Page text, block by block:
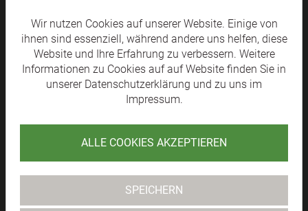
SV RAIKA
LÄNGENFELD
TABELLE
SVL KM 1
Wir nutzen Cookies auf unserer Website. Einige von
ihnen sind essenziell, während andere uns helfen, diese
Website und Ihre Erfahrung zu verbessern. Weitere
Informationen zu Cookies auf auf Website finden Sie in
unserer Datenschutzerklärung und zu uns im
Impressum.
ALLE COOKIES AKZEPTIEREN
SPEICHERN